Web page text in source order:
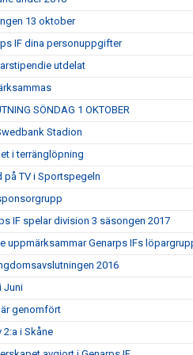
13 oktober
IF dina personuppgifter
utdelat
SÖNDAG 1 OKTOBER
Stadion
i terränglöpning
på TV i Sportspegeln
IF spelar division 3 säsongen 2017
uppmärksammar Genarps IFs
2016
Juni
är genomfört
2:a i Skåne